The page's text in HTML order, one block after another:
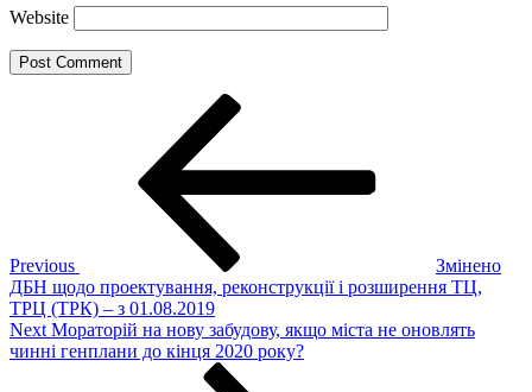
Website
Previous
Змінено
ДБН щодо проектування, реконструкції і розширення ТЦ,
ТРЦ (ТРК) – з 01.08.2019
Next
Post
Next Мораторій на нову забудову, якщо міста не оновлять
чинні генплани до кінця 2020 року?